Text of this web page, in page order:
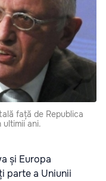
față de Republica
ani.
și Europa
parte a Uniunii